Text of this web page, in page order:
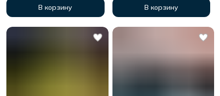
В корзину В корзину